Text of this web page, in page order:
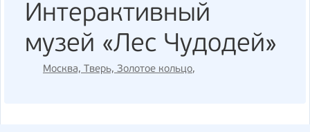
Интерактивный
музей «Лес Чудодей»
Москва, Тверь, Золотое кольцо,